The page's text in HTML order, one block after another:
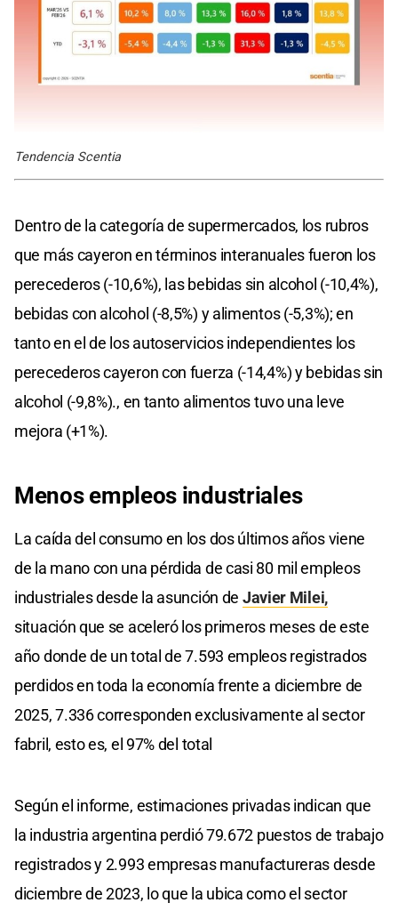
Tendencia Scentia
Dentro de la categoría de supermercados, los rubros
que más cayeron en términos interanuales fueron los
perecederos (-10,6%), las bebidas sin alcohol (-10,4%),
bebidas con alcohol (-8,5%) y alimentos (-5,3%); en
tanto en el de los autoservicios independientes los
perecederos cayeron con fuerza (-14,4%) y bebidas sin
alcohol (-9,8%)., en tanto alimentos tuvo una leve
mejora (+1%).
Menos empleos industriales
La caída del consumo en los dos últimos años viene
de la mano con una pérdida de casi 80 mil empleos
industriales desde la asunción de Javier Milei,
situación que se aceleró los primeros meses de este
año donde de un total de 7.593 empleos registrados
perdidos en toda la economía frente a diciembre de
2025, 7.336 corresponden exclusivamente al sector
fabril, esto es, el 97% del total
Según el informe, estimaciones privadas indican que
la industria argentina perdió 79.672 puestos de trabajo
registrados y 2.993 empresas manufactureras desde
diciembre de 2023, lo que la ubica como el sector